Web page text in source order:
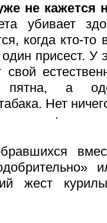
не кажется
убивает
когда кто-то
присест. У
пятна, а
Нет
жест